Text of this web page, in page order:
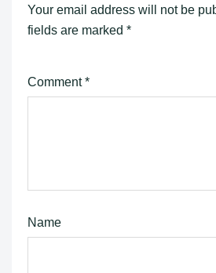
Your email address will not be
fields are marked *
Comment*
Name